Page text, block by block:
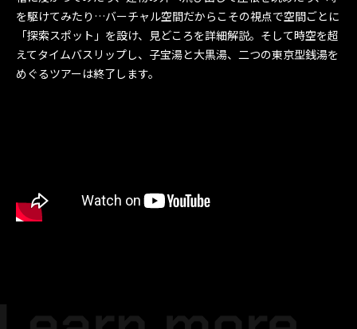
を駆けてみたり…バーチャル空間だからこその視点で空間ごとに
「探索スポット」を設け、見どころを詳細解説。そして時空を超
えてタイムバスリップし、子宝湯と大黒湯、二つの東京型銭湯を
めぐるツアーは終了します。